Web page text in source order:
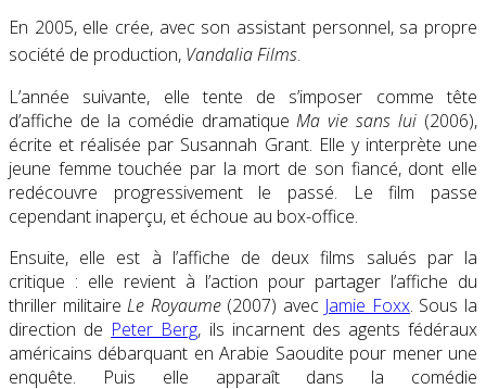
En 2005, elle crée, avec son assistant personnel, sa propre
société de production, Vandalia Films.
L’année suivante, elle tente de s’imposer comme tête
d’affiche de la comédie dramatiqueMa vie sans lui (2006),
écrite et réalisée par Susannah Grant. Elle y interprète une
jeune femme touchée par la mort de son fiancé, dont elle
redécouvre progressivement le passé. Le film passe
cependant inaperçu, et échoue au box-office.
Ensuite, elle est à l’affiche de deux films salués par la
critique : elle revient à l’action pour partager l’affiche du
thriller militaireLe Royaume(2007) avec Jamie Foxx. Sous la
direction de Peter Berg, ils incarnent des agents fédéraux
américains débarquant en Arabie Saoudite pour mener une
enquête. Puis elle apparaît dans la comédie